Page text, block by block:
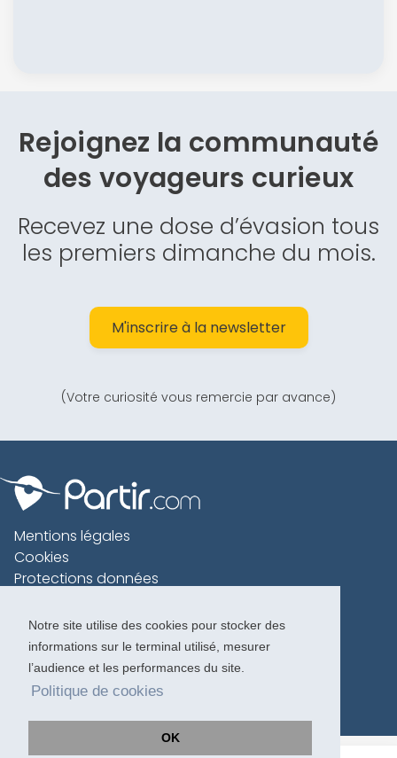
Notre site utilise des cookies pour stocker des
informations sur le terminal utilisé, mesurer
l’audience et les performances du site.
Politique de cookies
OK
Rejoignez la communauté
desvoyageurs curieux
Recevez une dose d’évasion tous
les premiers dimanche du mois.
M'inscrire à la newsletter
(Votre curiosité vous remercie par avance)
Mentions légales
Cookies
Protections données
Charte voyageur
Copyright 1996-2026